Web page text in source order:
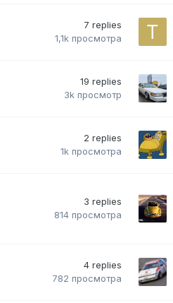
7 replies
1,1k просмотра
19 replies
3k просмотр
2 replies
1k просмотра
3 replies
814 просмотра
4 replies
782 просмотра